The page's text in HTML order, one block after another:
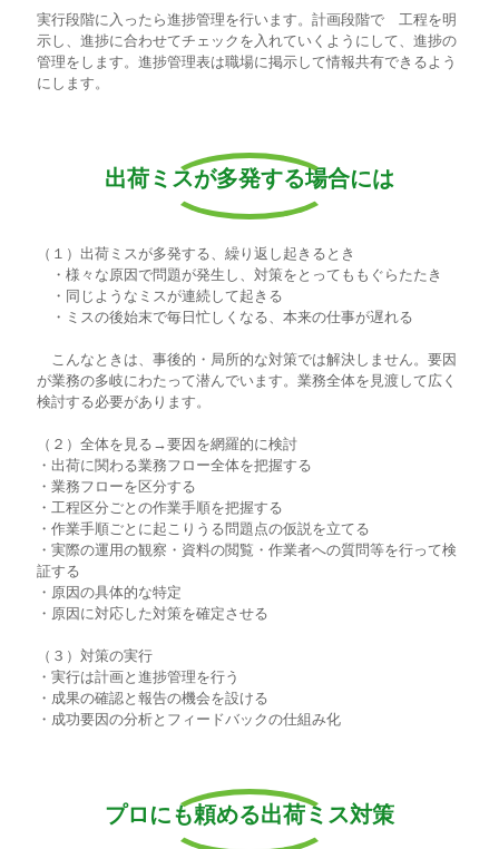
実行段階に入ったら進捗管理を行います。計画段階で 工程を明
示し、進捗に合わせてチェックを入れていくようにして、進捗の
管理をします。進捗管理表は職場に掲示して情報共有できるよう
にします。
出荷ミスが多発する場合には
（１）出荷ミスが多発する、繰り返し起きるとき
・様々な原因で問題が発生し、対策をとってももぐらたたき
・同じようなミスが連続して起きる
・ミスの後始末で毎日忙しくなる、本来の仕事が遅れる
こんなときは、事後的・局所的な対策では解決しません。要因
が業務の多岐にわたって潜んでいます。業務全体を見渡して広く
検討する必要があります。
（２）全体を見る→要因を網羅的に検討
・出荷に関わる業務フロー全体を把握する
・業務フローを区分する
・工程区分ごとの作業手順を把握する
・作業手順ごとに起こりうる問題点の仮説を立てる
・実際の運用の観察・資料の閲覧・作業者への質問等を行って検
証する
・原因の具体的な特定
・原因に対応した対策を確定させる
（３）対策の実行
・実行は計画と進捗管理を行う
・成果の確認と報告の機会を設ける
・成功要因の分析とフィードバックの仕組み化
プロにも頼める出荷ミス対策